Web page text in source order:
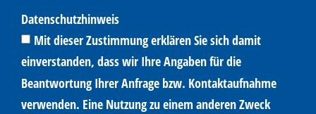
Datenschutzhinweis
Mit dieser Zustimmung erklären Sie sich damit
einverstanden, dass wir Ihre Angaben für die
Beantwortung Ihrer Anfrage bzw. Kontaktaufnahme
verwenden. Eine Nutzung zu einem anderen Zweck